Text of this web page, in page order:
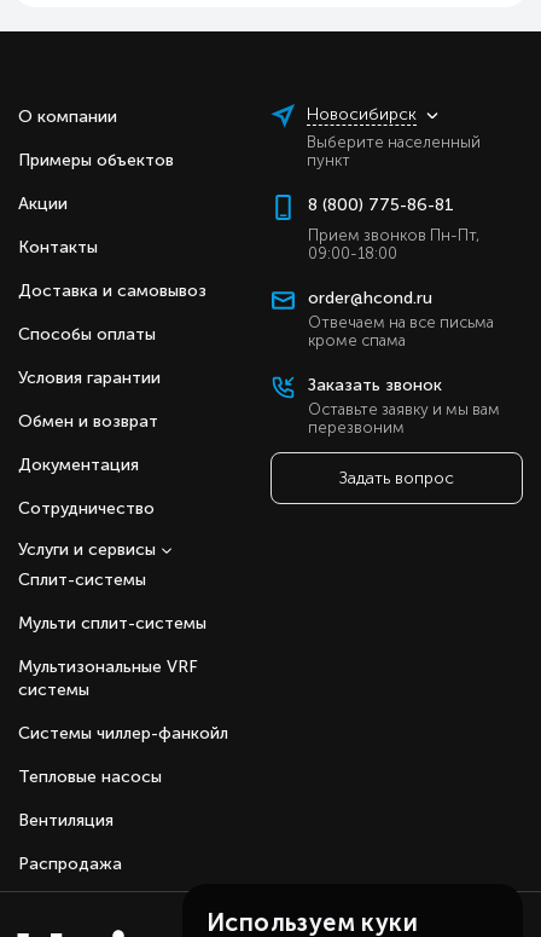
полезно, если кондиционер установлен в
спальне или детской комнате.
Настраиваемый автоматический режим
выбирать режим работы в зависимости от
температуры и влажности.
Антибактериальный фильтр, который
других вредных частиц.
Функция подмеса воздуха позволяет
добавлять свежий воздух в уже
4-направленный воздушный поток для
обеспечения равномерного охлаждения или
обогрева воздуха.
Дренажный насос для отвода конденсата.
Широкий диапазон напряжения.
Авторестарт, 24-часовой таймер.
О компании
Примеры объектов
Акции
Контакты
Доставка и самовывоз
Способы оплаты
Условия гарантии
Обмен и возврат
Документация
Сотрудничество
Сплит-системы
Мульти сплит-системы
Мультизональные VRF
системы
Системы чиллер-фанкойл
Тепловые насосы
Вентиляция
Распродажа
Услуги и сервисы
Новосибирск
Выберите населенный
пункт
8 (800) 775-86-81
Прием звонков Пн-Пт,
09:00-18:00
order@hcond.ru
Отвечаем на все письма
кроме спама
Заказать звонок
Оставьте заявку и мы вам
перезвоним
Задать вопрос
Используем куки